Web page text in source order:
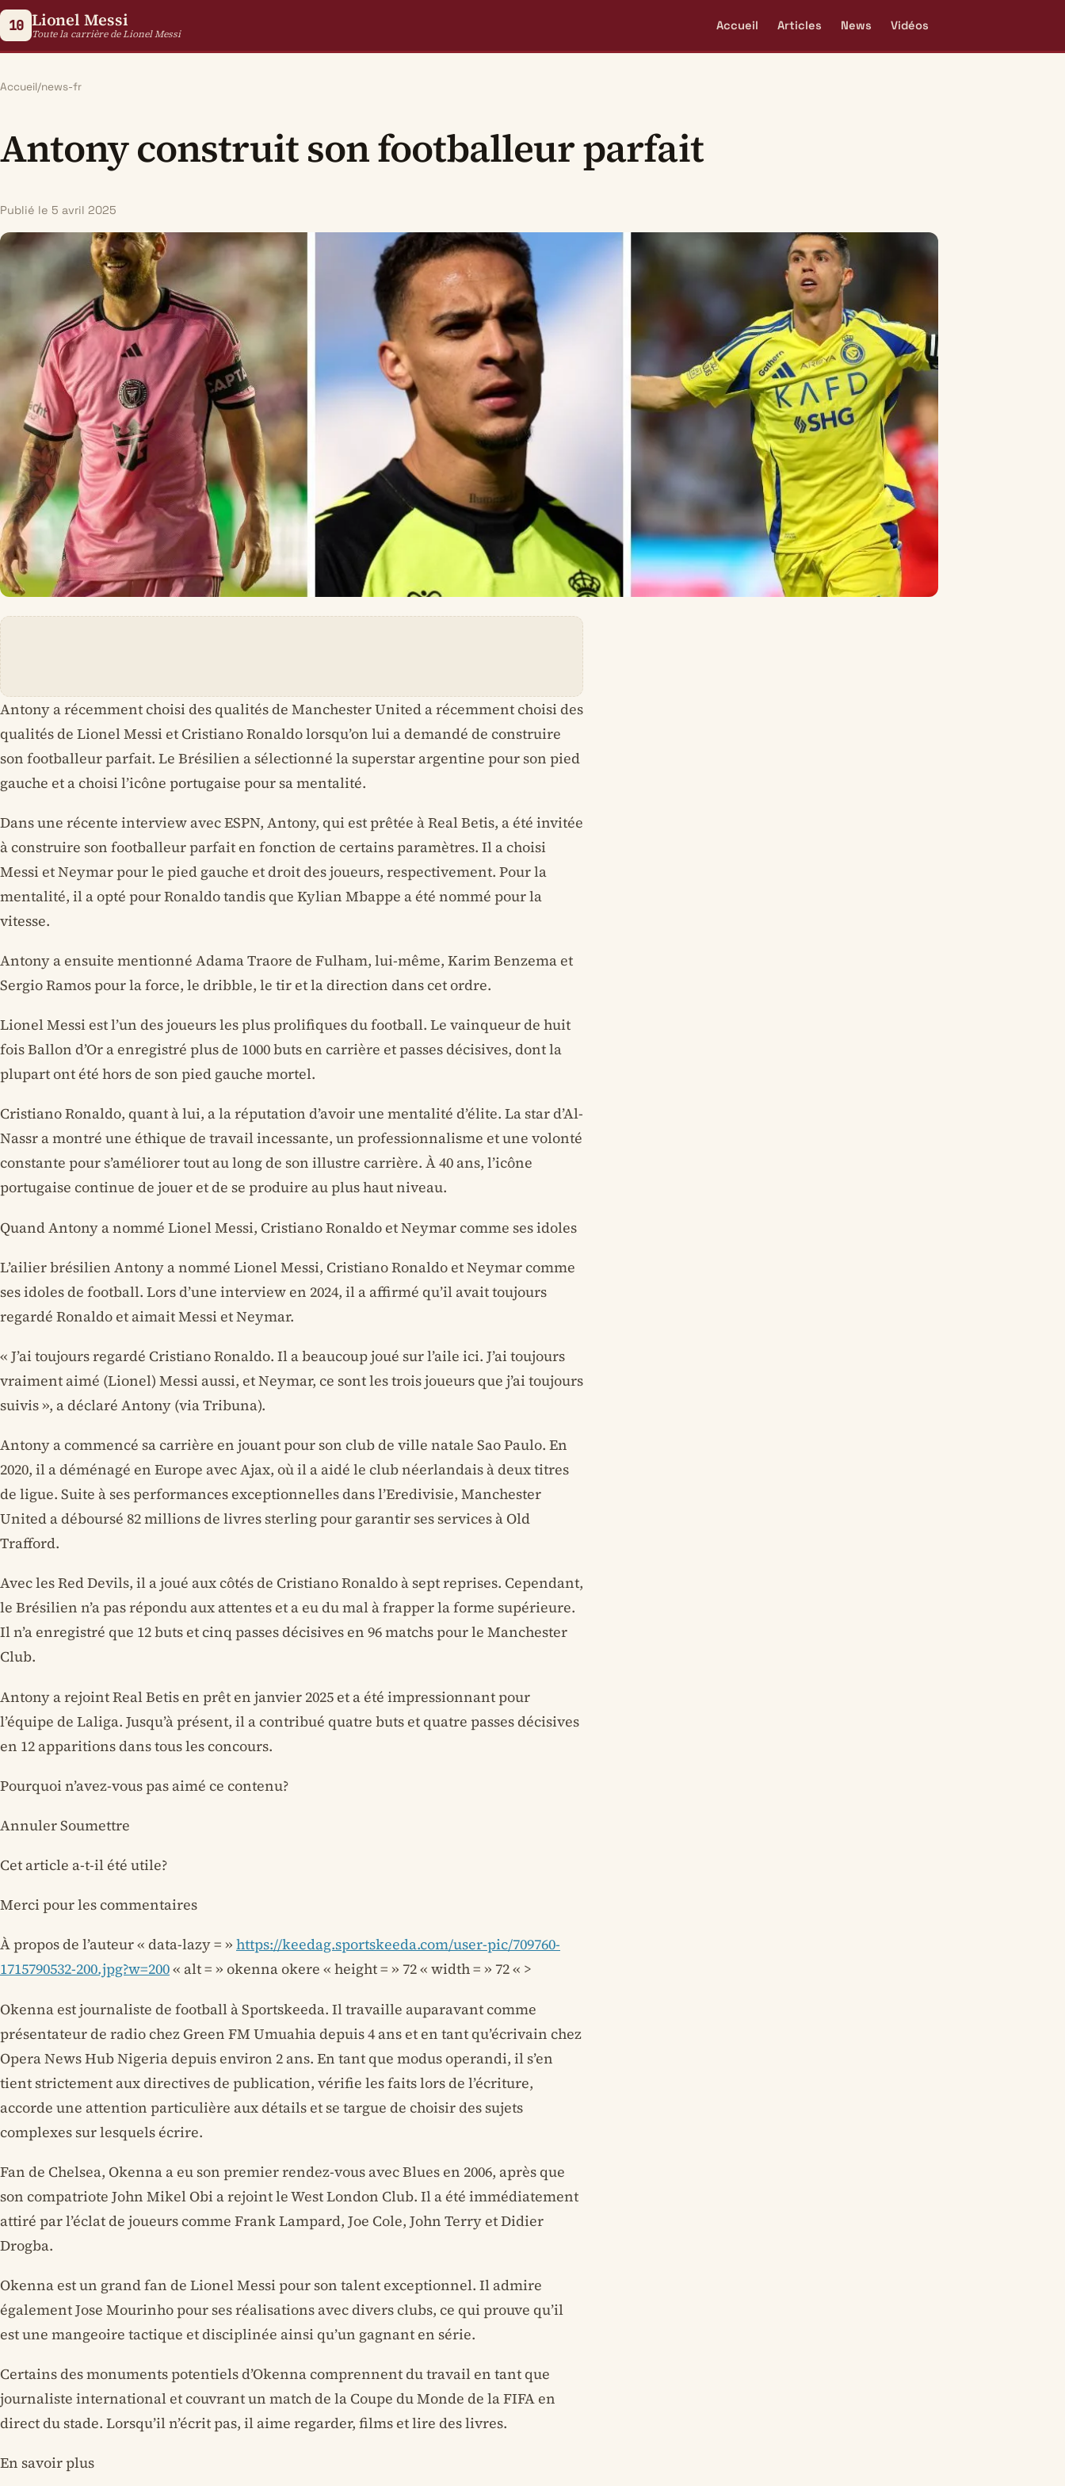
10 Lionel Messi
Toute la carrière de Lionel Messi
Accueil Articles News Vidéos
Accueil/news-fr
Antony construit son footballeur parfait
Publié le 5 avril 2025
Antony a récemment choisi des qualités de Manchester United a récemment choisi des
qualités de Lionel Messi et Cristiano Ronaldo lorsqu’on lui a demandé de construire
son footballeur parfait. Le Brésilien a sélectionné la superstar argentine pour son pied
gauche et a choisi l’icône portugaise pour sa mentalité.
Dans une récente interview avec ESPN, Antony, qui est prêtée à Real Betis, a été invitée
à construire son footballeur parfait en fonction de certains paramètres. Il a choisi
Messi et Neymar pour le pied gauche et droit des joueurs, respectivement. Pour la
mentalité, il a opté pour Ronaldo tandis que Kylian Mbappe a été nommé pour la
vitesse.
Antony a ensuite mentionné Adama Traore de Fulham, lui-même, Karim Benzema et
Sergio Ramos pour la force, le dribble, le tir et la direction dans cet ordre.
Lionel Messi est l’un des joueurs les plus prolifiques du football. Le vainqueur de huit
fois Ballon d’Or a enregistré plus de 1000 buts en carrière et passes décisives, dont la
plupart ont été hors de son pied gauche mortel.
Cristiano Ronaldo, quant à lui, a la réputation d’avoir une mentalité d’élite. La star d’Al-
Nassr a montré une éthique de travail incessante, un professionnalisme et une volonté
constante pour s’améliorer tout au long de son illustre carrière. À 40 ans, l’icône
portugaise continue de jouer et de se produire au plus haut niveau.
Quand Antony a nommé Lionel Messi, Cristiano Ronaldo et Neymar comme ses idoles
L’ailier brésilien Antony a nommé Lionel Messi, Cristiano Ronaldo et Neymar comme
ses idoles de football. Lors d’une interview en 2024, il a affirmé qu’il avait toujours
regardé Ronaldo et aimait Messi et Neymar.
« J’ai toujours regardé Cristiano Ronaldo. Il a beaucoup joué sur l’aile ici. J’ai toujours
vraiment aimé (Lionel) Messi aussi, et Neymar, ce sont les trois joueurs que j’ai toujours
suivis », a déclaré Antony (via Tribuna).
Antony a commencé sa carrière en jouant pour son club de ville natale Sao Paulo. En
2020, il a déménagé en Europe avec Ajax, où il a aidé le club néerlandais à deux titres
de ligue. Suite à ses performances exceptionnelles dans l’Eredivisie, Manchester
United a déboursé 82 millions de livres sterling pour garantir ses services à Old
Trafford.
Avec les Red Devils, il a joué aux côtés de Cristiano Ronaldo à sept reprises. Cependant,
le Brésilien n’a pas répondu aux attentes et a eu du mal à frapper la forme supérieure.
Il n’a enregistré que 12 buts et cinq passes décisives en 96 matchs pour le Manchester
Club.
Antony a rejoint Real Betis en prêt en janvier 2025 et a été impressionnant pour
l’équipe de Laliga. Jusqu’à présent, il a contribué quatre buts et quatre passes décisives
en 12 apparitions dans tous les concours.
Pourquoi n’avez-vous pas aimé ce contenu?
Annuler Soumettre
Cet article a-t-il été utile?
Merci pour les commentaires
À propos de l’auteur « data-lazy = » https://keedag.sportskeeda.com/user-pic/709760-
1715790532-200.jpg?w=200« alt = » okenna okere « height = » 72 « width = » 72 « >
Okenna est journaliste de football à Sportskeeda. Il travaille auparavant comme
présentateur de radio chez Green FM Umuahia depuis 4 ans et en tant qu’écrivain chez
Opera News Hub Nigeria depuis environ 2 ans. En tant que modus operandi, il s’en
tient strictement aux directives de publication, vérifie les faits lors de l’écriture,
accorde une attention particulière aux détails et se targue de choisir des sujets
complexes sur lesquels écrire.
Fan de Chelsea, Okenna a eu son premier rendez-vous avec Blues en 2006, après que
son compatriote John Mikel Obi a rejoint le West London Club. Il a été immédiatement
attiré par l’éclat de joueurs comme Frank Lampard, Joe Cole, John Terry et Didier
Drogba.
Okenna est un grand fan de Lionel Messi pour son talent exceptionnel. Il admire
également Jose Mourinho pour ses réalisations avec divers clubs, ce qui prouve qu’il
est une mangeoire tactique et disciplinée ainsi qu’un gagnant en série.
Certains des monuments potentiels d’Okenna comprennent du travail en tant que
journaliste international et couvrant un match de la Coupe du Monde de la FIFA en
direct du stade. Lorsqu’il n’écrit pas, il aime regarder, films et lire des livres.
En savoir plus